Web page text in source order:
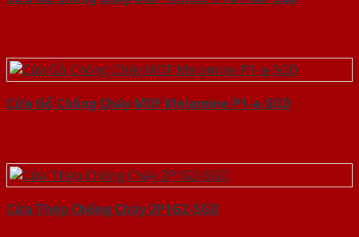
Cửa Gỗ Chống Cháy MDF Melamine P1-a-SGD
Cửa Thép Chống Cháy 2P1G2-SGD